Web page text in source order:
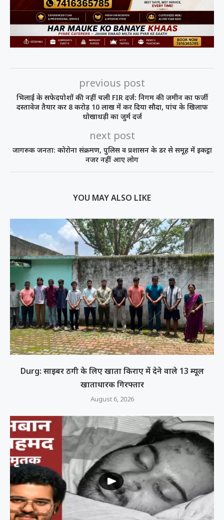
previous post
भिलाई के सफेदपोशों की नहीं चली FIR दर्ज: निगम की जमीन का फर्जी
दस्तावेज तैयार कर 8 करोड़ 10 लाख में कर दिया सौदा, पांच के खिलाफ
धोखाधड़ी का जुर्म दर्ज
next post
जागरुक जनता: कोरोना संक्रमण, पुलिस व प्रशासन के डर से समूह में इकट्ठा
नजर नहीं आए लोग
YOU MAY ALSO LIKE
Durg: साइबर ठगी के लिए खाता किराए में देने वाले 13 म्यूल
खाताधारक गिरफ्तार
August 6, 2026